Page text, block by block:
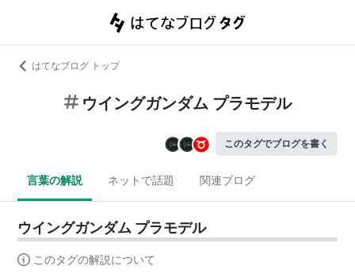
はてなブログ トップ
ウイングガンダム プラモデル
このタグでブログを書く
言葉の解説 ネットで話題 関連ブログ
ウイングガンダム プラモデル
このタグの解説について